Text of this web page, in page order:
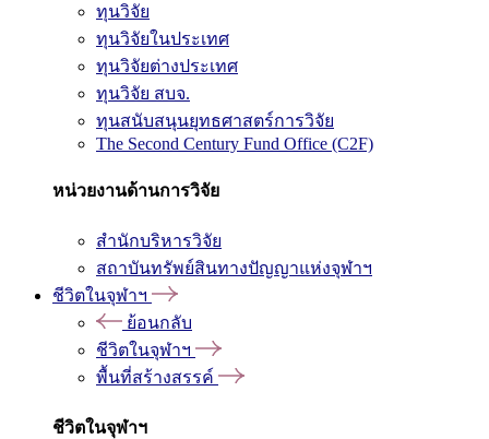
ทุนวิจัย
ทุนวิจัยในประเทศ
ทุนวิจัยต่างประเทศ
ทุนวิจัย สบจ.
ทุนสนับสนุนยุทธศาสตร์การวิจัย
The Second Century Fund Office (C2F)
หน่วยงานด้านการวิจัย
สำนักบริหารวิจัย
สถาบันทรัพย์สินทางปัญญาแห่งจุฬาฯ
ชีวิตในจุฬาฯ
ย้อนกลับ
ชีวิตในจุฬาฯ
พื้นที่สร้างสรรค์
ชีวิตในจุฬาฯ